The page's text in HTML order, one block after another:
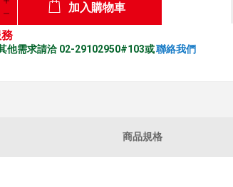
加入購物車
他需求請洽 02-29102950#103或聯絡我們
商品規格